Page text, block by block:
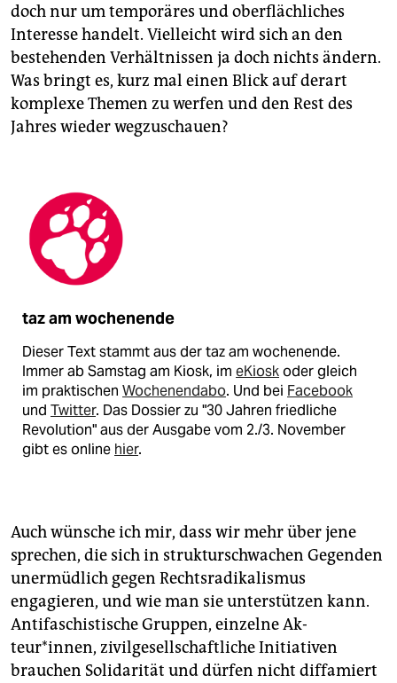
doch nur um temporäres und oberflächliches
Interesse handelt. Vielleicht wird sich an den
bestehenden Verhältnissen ja doch nichts ändern.
Was bringt es, kurz mal einen Blick auf derart
komplexe Themen zu werfen und den Rest des
Jahres wieder wegzuschauen?
taz am wochenende
Dieser Text stammt aus der taz am wochenende.
Immer ab Samstag am Kiosk, im eKioskoder gleich
im praktischen Wochenendabo. Und bei Facebook
und Twitter. Das Dossier zu "30 Jahren friedliche
Revolution" aus der Ausgabe vom 2./3. November
gibt es online hier.
Auch wünsche ich mir, dass wir mehr über jene
sprechen, die sich in strukturschwachen Gegenden
unermüdlich gegen Rechtsradikalismus
engagieren, und wie man sie unterstützen kann.
Antifaschistische Gruppen, einzelne Ak­
teur*innen, zivilgesellschaftliche Initiativen
brauchen Solidarität und dürfen nicht diffamiert